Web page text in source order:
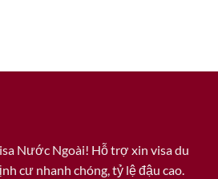
Nước Ngoài! Hỗ trợ xin visa du
cư nhanh chóng, tỷ lệ đậu cao.